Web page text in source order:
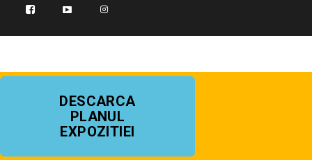
DESCARCA
PLANUL
EXPOZITIEI